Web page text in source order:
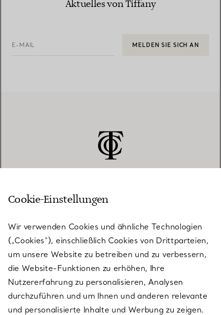
Aktuelles von Tiffany
E-MAIL MELDEN SIE SICH AN
KUNDENSERVICE
SERVICES
ÜBER TIFFANY & CO.
Cookie-Einstellungen
Wir verwenden Cookies und ähnliche Technologien
(„Cookies“), einschließlich Cookies von Drittparteien,
um unsere Website zu betreiben und zu verbessern,
die Website-Funktionen zu erhöhen, Ihre
Nutzererfahrung zu personalisieren, Analysen
durchzuführen und um Ihnen und anderen relevante
und personalisierte Inhalte und Werbung zu zeigen.